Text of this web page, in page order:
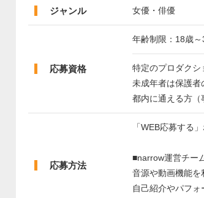
ジャンル 女優・俳優
応募資格
年齢制限：18歳
特定のプロダクシ
未成年者は保護者
都内に通える方（
応募方法
「WEB応募する
■narrow運営チー
音源や動画機能を
自己紹介やパフ